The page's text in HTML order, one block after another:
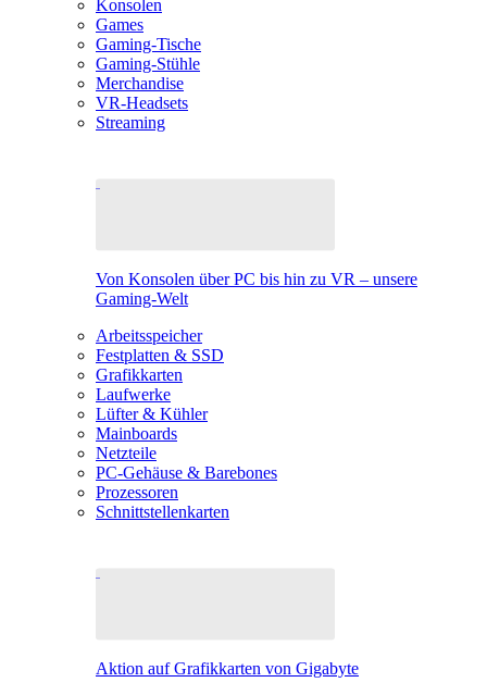
Konsolen
Games
Gaming-Tische
Gaming-Stühle
Merchandise
VR-Headsets
Streaming
Von Konsolen über PC bis hin zu VR – unsere
Gaming-Welt
Arbeitsspeicher
Festplatten & SSD
Grafikkarten
Laufwerke
Lüfter & Kühler
Mainboards
Netzteile
PC-Gehäuse & Barebones
Prozessoren
Schnittstellenkarten
Aktion auf Grafikkarten von Gigabyte